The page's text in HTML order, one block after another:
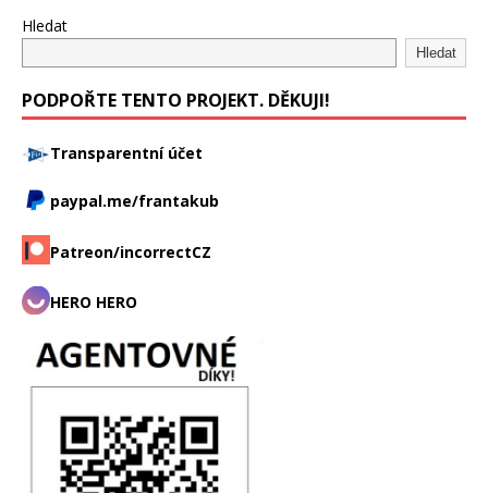
Hledat
Hledat
PODPOŘTE TENTO PROJEKT. DĚKUJI!
Transparentní účet
paypal.me/frantakub
Patreon/incorrectCZ
HERO HERO